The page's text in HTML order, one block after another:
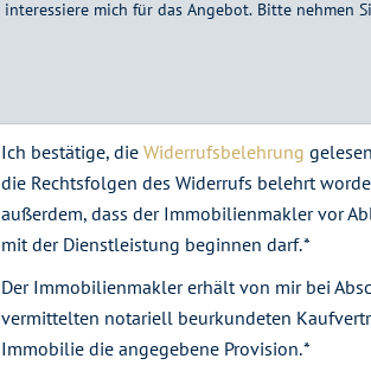
Ich bestätige, die Widerrufsbelehrung
die Rechtsfolgen des Widerrufs belehrt
außerdem, dass der Immobilienmakler vor
mit der Dienstleistung beginnen darf. *
Der Immobilienmakler erhält von mir bei
vermittelten notariell beurkundeten
Immobilie die angegebene Provision. *